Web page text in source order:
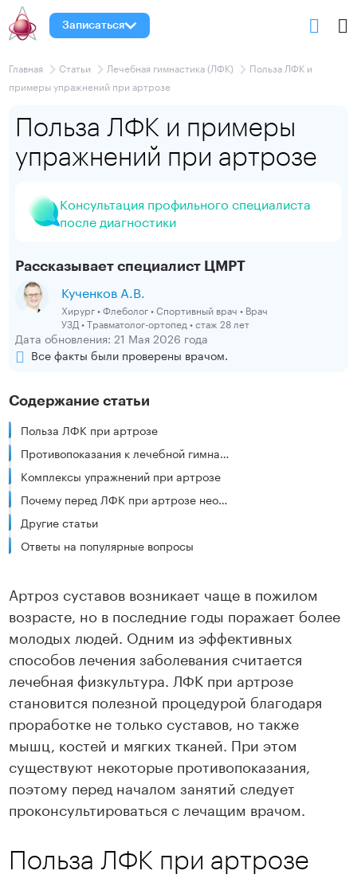
Записаться
Главная Статьи Лечебная гимнастика (ЛФК)
Польза ЛФК и
примеры упражнений при артрозе
Польза ЛФК и примеры
упражнений при артрозе
Консультация профильного специалиста
после диагностики
Рассказывает специалист ЦМРТ
Кученков А.В.
Хирург • Флеболог • Спортивный врач • Врач
УЗД • Травматолог-ортопед • стаж 28 лет
Дата обновления: 21 Мая 2026 года
Все факты были проверены врачом.
Содержание статьи
Польза ЛФК при артрозе
Противопоказания к лечебной гимнастике
Комплексы упражнений при артрозе
Почему перед ЛФК при артрозе необходима помощь врача
Другие статьи
Ответы на популярные вопросы
Артроз суставов возникает чаще в пожилом
возрасте, но в последние годы поражает более
молодых людей. Одним из эффективных
способов лечения заболевания считается
лечебная физкультура. ЛФК при артрозе
становится полезной процедурой благодаря
проработке не только суставов, но также
мышц, костей и мягких тканей. При этом
существуют некоторые противопоказания,
поэтому перед началом занятий следует
проконсультироваться с лечащим врачом.
Польза ЛФК при артрозе